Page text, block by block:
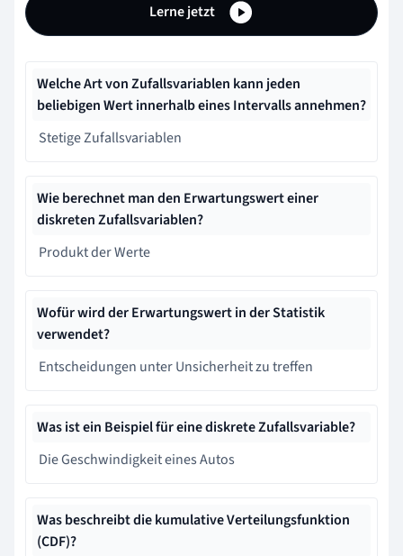
Lerne jetzt
Welche Art von Zufallsvariablen kann jeden
beliebigen Wert innerhalb eines Intervalls annehmen?
Stetige Zufallsvariablen
Wie berechnet man den Erwartungswert einer
diskreten Zufallsvariablen?
Produkt der Werte
Wofür wird der Erwartungswert in der Statistik
verwendet?
Entscheidungen unter Unsicherheit zu treffen
Was ist ein Beispiel für eine diskrete Zufallsvariable?
Die Geschwindigkeit eines Autos
Was beschreibt die kumulative Verteilungsfunktion
(CDF)?